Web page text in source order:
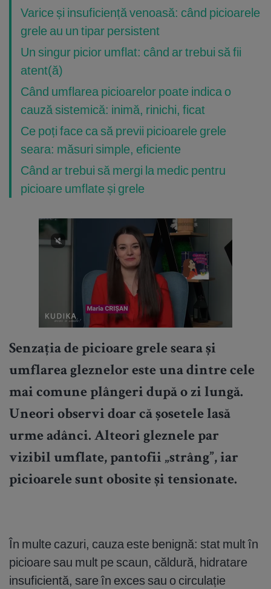
Varice și insuficiență venoasă: când picioarele
grele au un tipar persistent
Un singur picior umflat: când ar trebui să fii
atent(ă)
Când umflarea picioarelor poate indica o
cauză sistemică: inimă, rinichi, ficat
Ce poți face ca să previi picioarele grele
seara: măsuri simple, eficiente
Când ar trebui să mergi la medic pentru
picioare umflate și grele
Senzația de picioare grele seara și
umflarea gleznelor este una dintre cele
mai comune plângeri după o zi lungă.
Uneori observi doar că șosetele lasă
urme adânci. Alteori gleznele par
vizibil umflate, pantofii „strâng”, iar
picioarele sunt obosite și tensionate.
În multe cazuri, cauza este benignă: stat mult în
picioare sau mult pe scaun, căldură, hidratare
insuficientă, sare în exces sau o circulație